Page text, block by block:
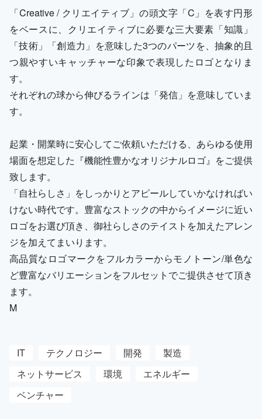
「Creative / クリエイティブ」の頭文字「C」を表す円形
をベースに、クリエイティブに必要な三大要素「知識」
「技術」「創造力」を意味した3つのパーツを、抽象的且
つ親やすいキャッチャーな印象で表現したロゴとなりま
す。
それぞれの球から伸びるラインは「発信」を意味していま
す。
起業・開業時に安心してご依頼いただける、あらゆる使用
場面を想定した『機能性豊かなオリジナルロゴ』をご提供
致します。
「自社らしさ」をしっかりとアピールしていかなければい
けない時代です。豊富なストックの中からイメージに近い
ロゴをお選び頂き、御社らしさのテイストを加えたアレン
ジを加えてまいります。
高品質なロゴマークをフルカラーからモノトーン/単色な
ど豊富なバリエーションをフルセットでご提供させて頂き
ます。
M
IT テクノロジー 開発
製造
ネットサービス
環境
エネルギー
ベンチャー